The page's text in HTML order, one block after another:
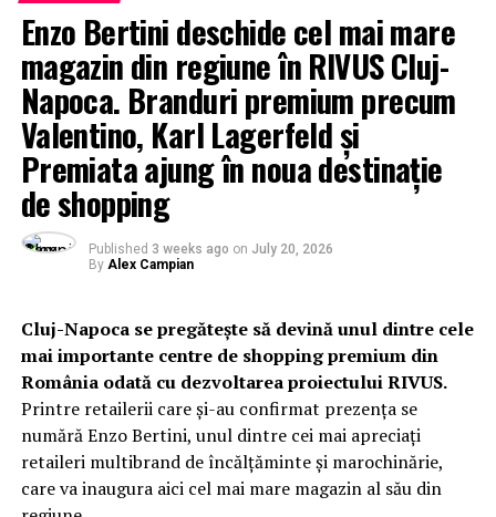
Enzo Bertini deschide cel mai mare
magazin din regiune în RIVUS Cluj-
Napoca. Branduri premium precum
Valentino, Karl Lagerfeld și
Premiata ajung în noua destinație
de shopping
Published 3 weeks ago on July 20, 2026
By Alex Campian
Cluj-Napoca se pregătește să devină unul dintre cele
mai importante centre de shopping premium din
România odată cu dezvoltarea proiectului RIVUS.
Printre retailerii care și-au confirmat prezența se
numără Enzo Bertini, unul dintre cei mai apreciați
retaileri multibrand de încălțăminte și marochinărie,
care va inaugura aici cel mai mare magazin al său din